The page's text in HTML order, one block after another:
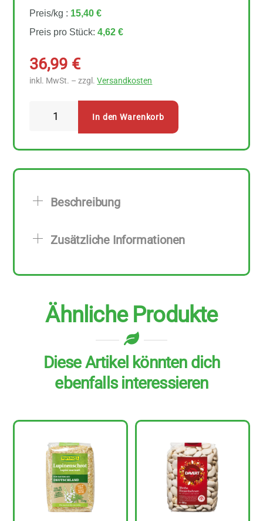
Preis/kg : 15,40 €
Preis pro Stück:4,62 €
36,99 €
inkl. MwSt. – zzgl.Versandkosten
Stück
In den Warenkorb
Beschreibung
Zusätzliche Informationen
Ähnliche Produkte
Diese Artikel könnten dich
ebenfalls interessieren